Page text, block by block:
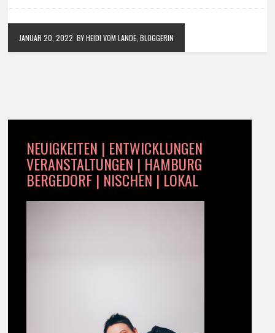
JANUAR 20, 2022 BY HEIDI VOM LANDE, BLOGGERIN
NEUIGKEITEN | ENTWICKLUNGEN
VERANSTALTUNGEN | HAMBURG
BERGEDORF | NISCHEN | LOKAL